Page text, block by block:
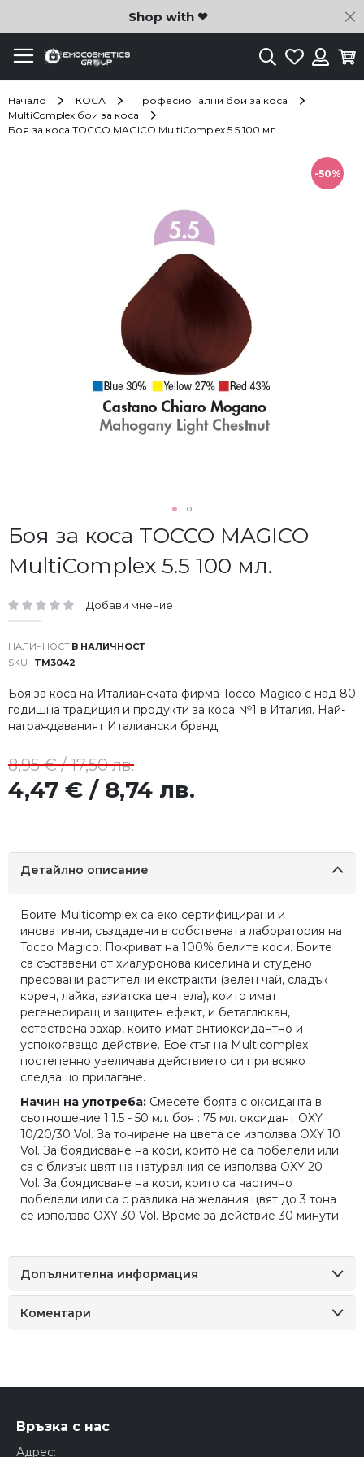
Shop with ❤
ТърсенеЛюбими
Начало КОСА
Професионални бои за коса
MultiComplex бои за коса
Боя за коса TOCCO MAGICO MultiComplex 5.5 100 мл.
Боя за коса TOCCO MAGICO
MultiComplex 5.5 100 мл.
рейтинг: Добави мнение
В НАЛИЧНОСТ
SKU
TM3042
Боя за коса на Италианската фирма Tocco Magico с над 80
годишна традиция и продукти за коса №1 в Италия. Най-
награждаваният Италиански бранд.
4,47 € / 8,74 лв.
8,95 € / 17,50 лв.
-50%
Преминете
към
началото
на
със
снимки
Детайлно описание
Боите Multicomplex са еко сертифицирани и
иновативни, създадени в собствената лаборатория на
Tocco Magico. Покриват на 100% белите коси. Боите
са съставени от хиалуронова киселина и студено
пресовани растителни екстракти (зелен чай, сладък
корен, лайка, азиатска центела), които имат
регенериращ и защитен ефект, и бетаглюкан,
естествена захар, които имат антиоксидантно и
успокояващо действие. Ефектът на Multicomplex
постепенно увеличава действието си при всяко
следващо прилагане.
Начин на употреба: Смесете боята с оксиданта в
съотношение 1:1.5 - 50 мл. боя : 75 мл. оксидант OXY
10/20/30 Vol. За тониране на цвета се използва OXY 10
Vol. За боядисване на коси, които не са побелели или
са с близък цвят на натуралния се използва OXY 20
Vol. За боядисване на коси, които са частично
побелели или са с разлика на желания цвят до 3 тона
се използва OXY 30 Vol. Време за действие 30 минути.
Допълнителна информация
Коментари
Връзка с нас
Адрес: